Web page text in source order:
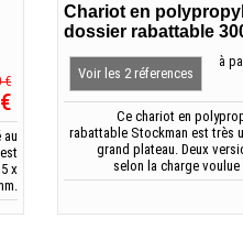
€
au
x
Chariot en
dossier rabattable
Voir les 2 réferences
à
Ce chariot en
rabattable Stockman est très
grand plateau. Deux
selon la charge voulue